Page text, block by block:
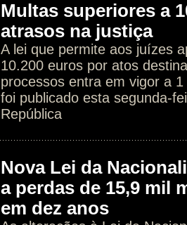
Multas superiores a
atrasos na justiça
A lei que permite aos juízes
10.200 euros por atos
processos entra em vigor a
foi publicado esta segunda-
República
Nova Lei da
a perdas de 15,9 mil
em dez anos